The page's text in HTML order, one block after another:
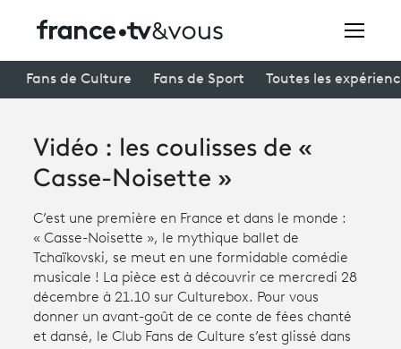
Festivals
Creators
À la une
Participer et assister à une émission
À votre écoute
Productions et innovation
Fans de Culture Fans de Sport Toutes les
Vidéo : les coulisses de «
Casse-Noisette »
C’est une première en France et dans le monde :
« Casse-Noisette », le mythique ballet de
Tchaïkovski, se meut en une formidable comédie
musicale ! La pièce est à découvrir ce mercredi 28
décembre à 21.10 sur Culturebox. Pour vous
donner un avant-goût de ce conte de fées chanté
et dansé, le Club Fans de Culture s’est glissé dans